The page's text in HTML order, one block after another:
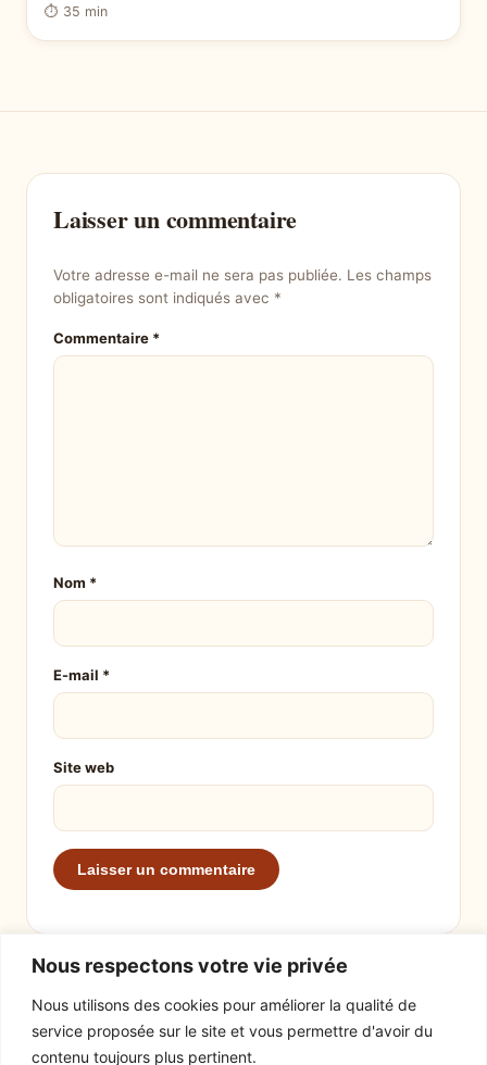
Nous respectons votre vie privée
Nous utilisons des cookies pour améliorer la qualité de
service proposée sur le site et vous permettre d'avoir du
contenu toujours plus pertinent.
⏱ 35 min
Laisser un commentaire
Votre adresse e-mail ne sera pas publiée. Les champs
obligatoires sont indiqués avec *
Commentaire *
Nom *
E-mail *
Site web